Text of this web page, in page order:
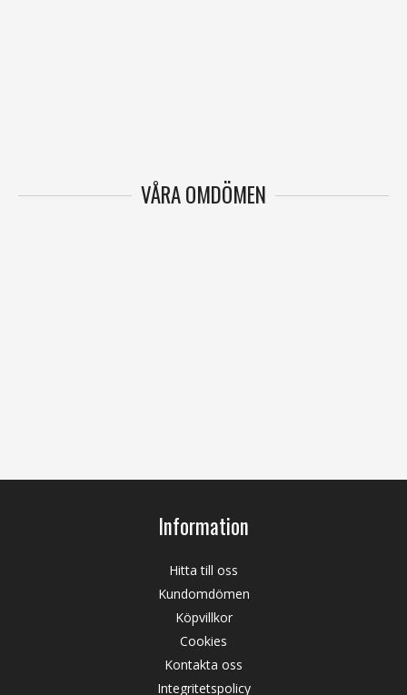
VÅRA OMDÖMEN
Information
Hitta till oss
Kundomdömen
Köpvillkor
Cookies
Kontakta oss
Integritetspolicy